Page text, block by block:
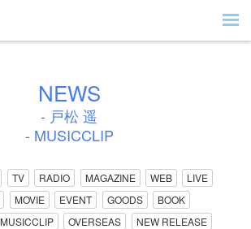
NEWS
- 戸松 遥
- MUSICCLIP
TV RADIO MAGAZINE WEB
LIVE
MOVIE EVENT GOODS
BOOK
MUSICCLIP OVERSEAS
NEW RELEASE